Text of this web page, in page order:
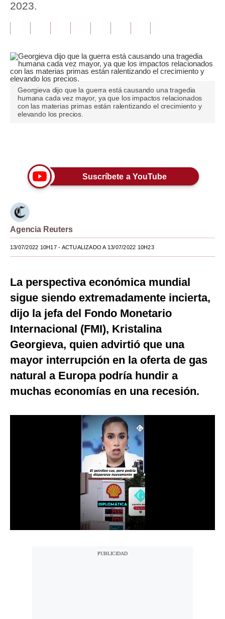
Inmobiliarias
Plus G
Editorial
Pregunta de hoy
Blogs
Viajes
Moda
Estilos
Mundo
EEUU
España
Internacional
Tecnología
Club del Suscriptor
Mix
gestion.pe
2023.
Georgieva dijo que la guerra está causando una tragedia
humana cada vez mayor, ya que los impactos relacionados
con las materias primas están ralentizando el crecimiento y
elevando los precios.
Suscríbete a YouTube
Agencia Reuters
13/07/2022 10H17- ACTUALIZADO A 13/07/2022 10H23
La perspectiva económica mundial
sigue siendo extremadamente incierta,
dijo la jefa del Fondo Monetario
Internacional (FMI), Kristalina
Georgieva, quien advirtió que una
mayor interrupción en la oferta de gas
natural a Europa podría hundir a
muchas economías en una recesión.